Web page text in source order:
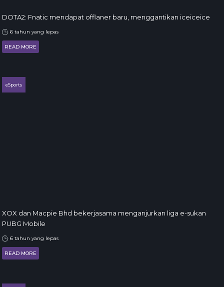
DOTA2: Fnatic mendapat offlaner baru, menggantikan iceiceice
6 tahun yang lepas
READ MORE
eSports
XOX dan Macpie Bhd bekerjasama menganjurkan liga e-sukan
PUBG Mobile
6 tahun yang lepas
READ MORE